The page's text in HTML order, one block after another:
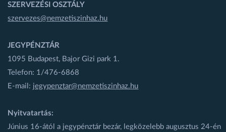
SZERVEZÉSI OSZTÁLY
szervezes@nemzetiszinhaz.hu
JEGYPÉNZTÁR
1095 Budapest, Bajor Gizi park 1.
Telefon: 1/476-6868
E-mail: jegypenztar@nemzetiszinhaz.hu
Nyitvatartás:
Június 16-ától a jegypénztár bezár, legközelebb augusztus 24-én